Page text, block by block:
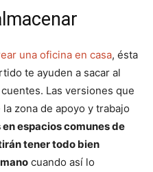
una oficina en casa, ésta
te ayuden a sacar al
Las versiones que
zona de apoyo y trabajo
espacios comunes de
tener todo bien
cuando así lo